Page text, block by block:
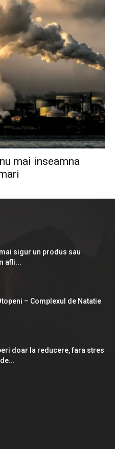
mai inseamna
sigur un produs sau
afli...
– Complexul de Natatie
doar la reducere, fara stres